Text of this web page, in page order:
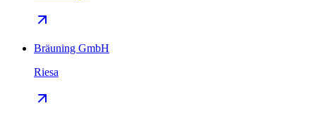
Bräuning GmbH
Riesa